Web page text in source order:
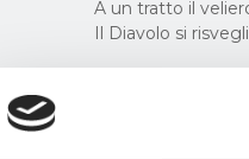
A un tratto il
Il Diavolo si